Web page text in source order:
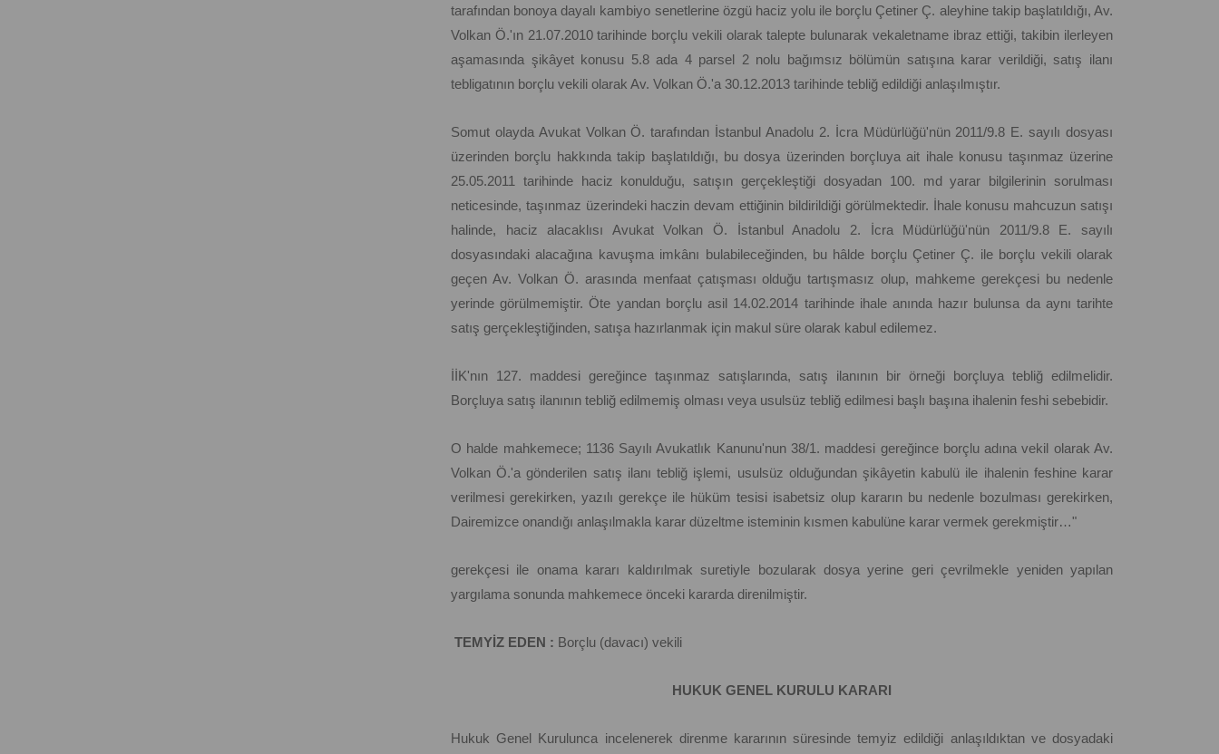
tarafından bonoya dayalı kambiyo senetlerine özgü haciz yolu ile borçlu Çetiner Ç. aleyhine takip başlatıldığı, Av.
Volkan Ö.'ın 21.07.2010 tarihinde borçlu vekili olarak talepte bulunarak vekaletname ibraz ettiği, takibin ilerleyen
aşamasında şikâyet konusu 5.8 ada 4 parsel 2 nolu bağımsız bölümün satışına karar verildiği, satış ilanı
tebligatının borçlu vekili olarak Av. Volkan Ö.'a 30.12.2013 tarihinde tebliğ edildiği anlaşılmıştır.
Somut olayda Avukat Volkan Ö. tarafından İstanbul Anadolu 2. İcra Müdürlüğü'nün 2011/9.8 E. sayılı dosyası
üzerinden borçlu hakkında takip başlatıldığı, bu dosya üzerinden borçluya ait ihale konusu taşınmaz üzerine
25.05.2011 tarihinde haciz konulduğu, satışın gerçekleştiği dosyadan 100. md yarar bilgilerinin sorulması
neticesinde, taşınmaz üzerindeki haczin devam ettiğinin bildirildiği görülmektedir. İhale konusu mahcuzun satışı
halinde, haciz alacaklısı Avukat Volkan Ö. İstanbul Anadolu 2. İcra Müdürlüğü'nün 2011/9.8 E. sayılı
dosyasındaki alacağına kavuşma imkânı bulabileceğinden, bu hâlde borçlu Çetiner Ç. ile borçlu vekili olarak
geçen Av. Volkan Ö. arasında menfaat çatışması olduğu tartışmasız olup, mahkeme gerekçesi bu nedenle
yerinde görülmemiştir. Öte yandan borçlu asil 14.02.2014 tarihinde ihale anında hazır bulunsa da aynı tarihte
satış gerçekleştiğinden, satışa hazırlanmak için makul süre olarak kabul edilemez.
İİK'nın 127. maddesi gereğince taşınmaz satışlarında, satış ilanının bir örneği borçluya tebliğ edilmelidir.
Borçluya satış ilanının tebliğ edilmemiş olması veya usulsüz tebliğ edilmesi başlı başına ihalenin feshi sebebidir.
O halde mahkemece; 1136 Sayılı Avukatlık Kanunu'nun 38/1. maddesi gereğince borçlu adına vekil olarak Av.
Volkan Ö.'a gönderilen satış ilanı tebliğ işlemi, usulsüz olduğundan şikâyetin kabulü ile ihalenin feshine karar
verilmesi gerekirken, yazılı gerekçe ile hüküm tesisi isabetsiz olup kararın bu nedenle bozulması gerekirken,
Dairemizce onandığı anlaşılmakla karar düzeltme isteminin kısmen kabulüne karar vermek gerekmiştir…"
gerekçesi ile onama kararı kaldırılmak suretiyle bozularak dosya yerine geri çevrilmekle yeniden yapılan
yargılama sonunda mahkemece önceki kararda direnilmiştir.
TEMYİZ EDEN : Borçlu (davacı) vekili
HUKUK GENEL KURULU KARARI
Hukuk Genel Kurulunca incelenerek direnme kararının süresinde temyiz edildiği anlaşıldıktan ve dosyadaki